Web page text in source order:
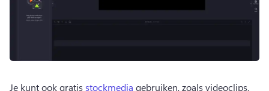
Je kunt ook gratis stockmedia gebruiken, zoals videoclips,